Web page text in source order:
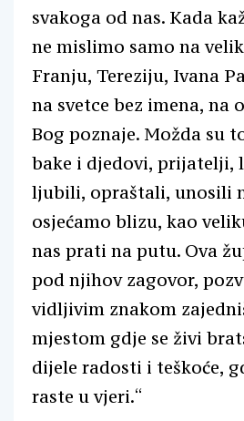
svakoga od nas. Kada
ne mislimo samo na
Franju, Tereziju, Ivana
na svetce bez imena, na
Bog poznaje. Možda su
bake i djedovi, prijatelji,
ljubili, opraštali, unosili
osjećamo blizu, kao
nas prati na putu. Ova
pod njihov zagovor,
vidljivim znakom
mjestom gdje se živi
dijele radosti i teškoće,
raste u vjeri.“